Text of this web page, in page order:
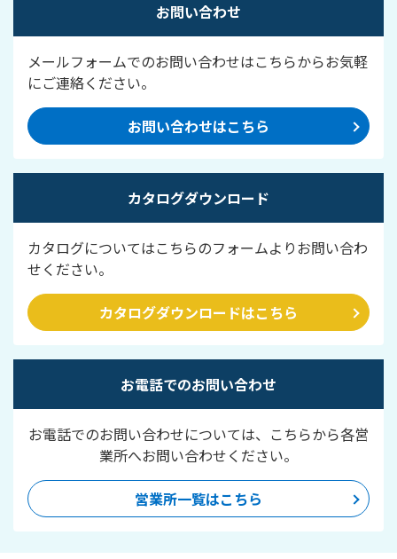
お問い合わせ
メールフォームでのお問い合わせはこちらからお気軽
にご連絡ください。
お問い合わせはこちら
カタログダウンロード
カタログについてはこちらのフォームよりお問い合わ
せください。
カタログダウンロードはこちら
お電話でのお問い合わせ
お電話でのお問い合わせについては、こちらから各営
業所へお問い合わせください。
営業所一覧はこちら